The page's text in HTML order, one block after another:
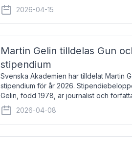
antikens kultur och samhällsliv. Ut
2026-04-15
Martin Gelin tilldelas Gun
stipendium
Svenska Akademien har tilldelat Martin
stipendium för år 2026.
Gelin, född 1978, är journalist och
men var under många år bosat
2026-04-08